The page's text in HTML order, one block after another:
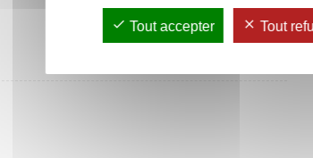
Tout accepter Tout